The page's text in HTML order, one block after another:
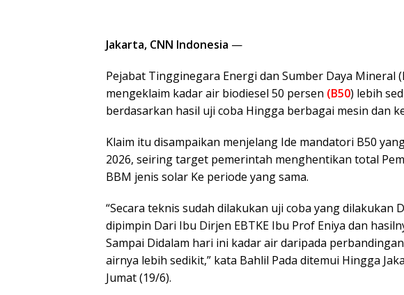
Jakarta, CNN Indonesia —
Pejabat Tingginegara Energi dan Sumber Daya Mineral
mengeklaim kadar air biodiesel 50 persen (B50) lebih
berdasarkan hasil uji coba Hingga berbagai mesin dan
Klaim itu disampaikan menjelang Ide mandatori B50
2026, seiring target pemerintah menghentikan total
BBM jenis solar Ke periode yang sama.
“Secara teknis sudah dilakukan uji coba yang dilakukan
dipimpin Dari Ibu Dirjen EBTKE Ibu Prof Eniya dan
Sampai Didalam hari ini kadar air daripada
airnya lebih sedikit,” kata Bahlil Pada ditemui Hingga
Jumat (19/6).